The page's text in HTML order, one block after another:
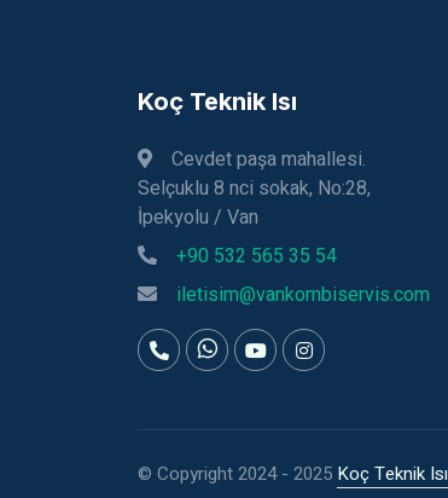
Koç Teknik Isı
Cevdet paşa mahallesi.
Selçuklu 8 nci sokak, No:28,
İpekyolu / Van
+90 532 565 35 54
iletisim@vankombiservis.com
© Copyright 2024 - 2025 Koç Teknik Isı